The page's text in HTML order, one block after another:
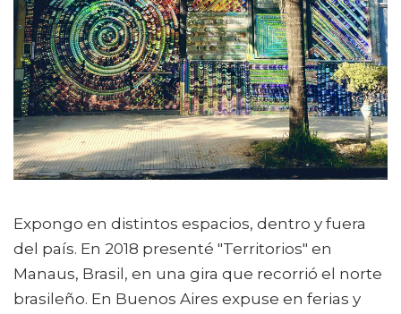
Expongo en distintos espacios, dentro y fuera
del país. En 2018 presenté "Territorios" en
Manaus, Brasil, en una gira que recorrió el norte
brasileño. En Buenos Aires expuse en ferias y